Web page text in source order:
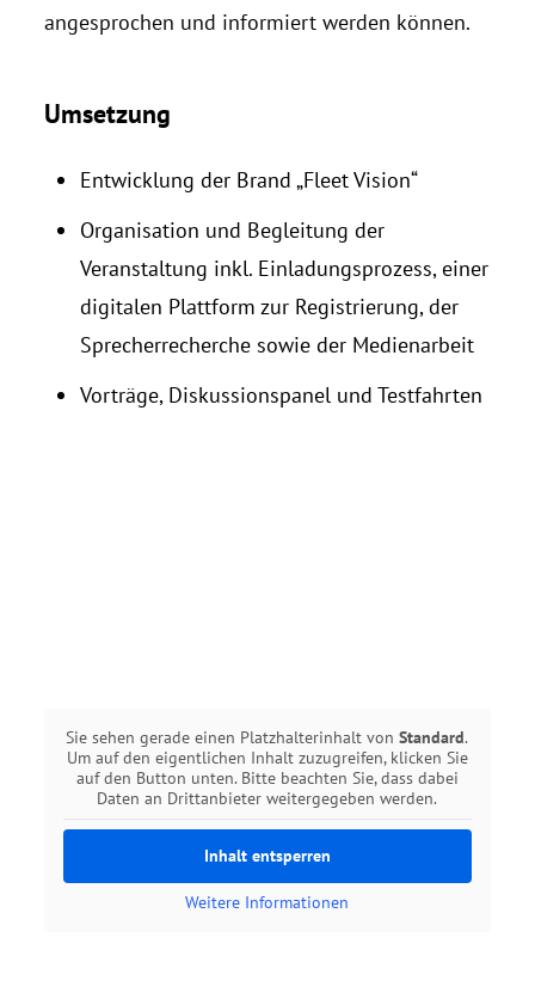
angesprochen und informiert werden können.
Umsetzung
Entwicklung der Brand „Fleet Vision“
Organisation und Begleitung der
Veranstaltung inkl. Einladungsprozess, einer
digitalen Plattform zur Registrierung, der
Sprecherrecherche sowie der Medienarbeit
Vorträge, Diskussionspanel und Testfahrten
Sie sehen gerade einen Platzhalterinhalt vonStandard.
Um auf den eigentlichen Inhalt zuzugreifen, klicken Sie
auf den Button unten. Bitte beachten Sie, dass dabei
Daten an Drittanbieter weitergegeben werden.
Inhalt entsperren
Weitere Informationen